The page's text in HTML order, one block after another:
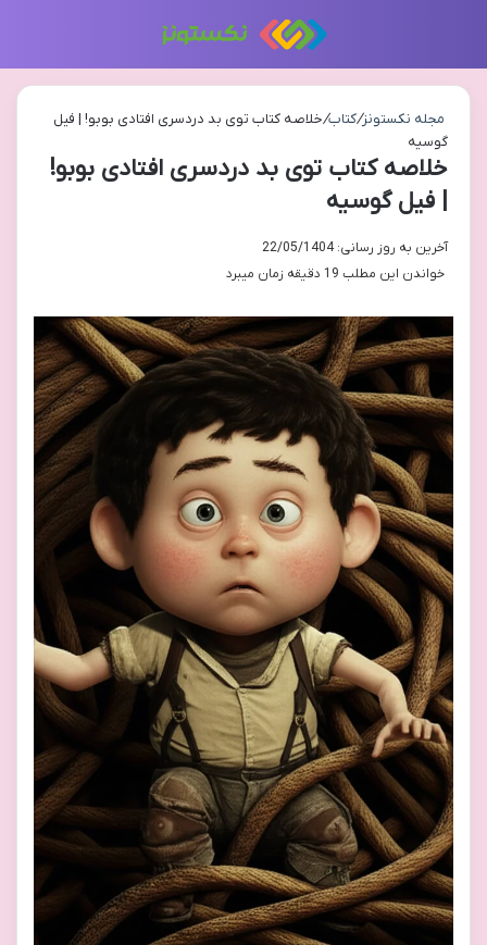
مجله نکستونز/کتاب/خلاصه کتاب توی بد دردسری افتادی بوبو! | فیل
گوسیه
خلاصه کتاب توی بد دردسری افتادی بوبو!
| فیل گوسیه
آخرین به روز رسانی: 22/05/1404
خواندن این مطلب 19 دقیقه زمان میبرد